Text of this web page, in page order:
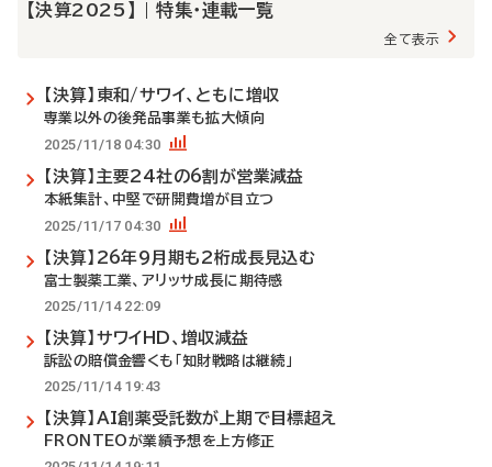
【決算2025】 | 特集・連載一覧
全て表示
【決算】東和/サワイ、ともに増収
専業以外の後発品事業も拡大傾向
2025/11/18 04:30
【決算】主要24社の6割が営業減益
本紙集計、中堅で研開費増が目立つ
2025/11/17 04:30
【決算】26年9月期も2桁成長見込む
富士製薬工業、アリッサ成長に期待感
2025/11/14 22:09
【決算】サワイHD、増収減益
訴訟の賠償金響くも「知財戦略は継続」
2025/11/14 19:43
【決算】AI創薬受託数が上期で目標超え
FRONTEOが業績予想を上方修正